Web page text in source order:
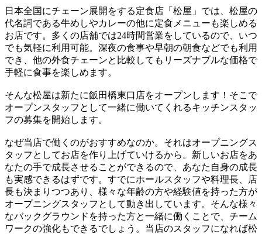
日本全国にチェーン展開をする定食店「松屋」では、松屋の
代名詞である牛めしやカレーの他に定食メニューも楽しめる
お店です。多くの店舗では24時間営業をしているので、いつ
でも気軽に利用可能。深夜の食事や早朝の朝食などでも利用
でき、他の外食チェーンと比較してもリーズナブルな価格で
手軽に食事を楽しめます。
そんな松屋は新たに飯田橋東口店をオープンします！そこで
オープンスタッフとして一緒に働いてくれるキッチンスタッ
フの募集を開始します。
なぜ当店で働くのがおすすめなのか。それはオープニングス
タッフとしてお店を作り上げていけるから。新しいお店をあ
なたの手で成長させることができるので、あなた自身の成長
も実感できるはずです。すでにホールスタッフや料理長、店
長も決まりつつあり、様々な年齢の方や経験値を持った方が
オープニングスタッフとして動き出しています。そんな様々
なバックグラウンドを持った方と一緒に働くことで、チーム
ワークの強化もできるでしょう。当店のスタッフになれば松